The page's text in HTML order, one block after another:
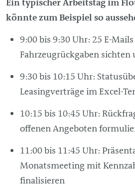
könnte zum Beispiel so
9:00 bis 9:30 Uhr: 25 E-
Fahrzeugrückgaben
9:30 bis 10:15 Uhr:
Leasingverträge im Excel-
10:15 bis 10:45 Uhr:
offenen Angeboten
11:00 bis 11:45 Uhr:
Monatsmeeting mit
finalisieren